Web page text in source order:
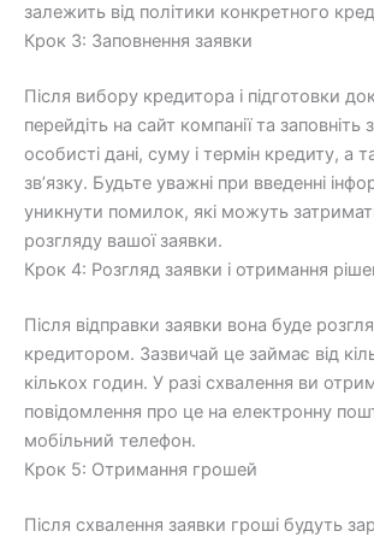
залежить від політики конкретного
Крок 3: Заповнення заявки
Після вибору кредитора і підготовки
перейдіть на сайт компанії та заповніть
особисті дані, суму і термін кредиту, а
зв’язку. Будьте уважні при введенні
уникнути помилок, які можуть
розгляду вашої заявки.
Крок 4: Розгляд заявки і отримання
Після відправки заявки вона буде
кредитором. Зазвичай це займає від
кількох годин. У разі схвалення ви
повідомлення про це на електронну
мобільний телефон.
Крок 5: Отримання грошей
Після схвалення заявки гроші будуть